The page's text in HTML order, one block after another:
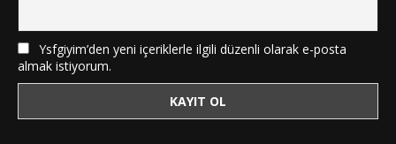
Ysfgiyim’den yeni içeriklerle ilgili düzenli olarak e-posta
almak istiyorum.